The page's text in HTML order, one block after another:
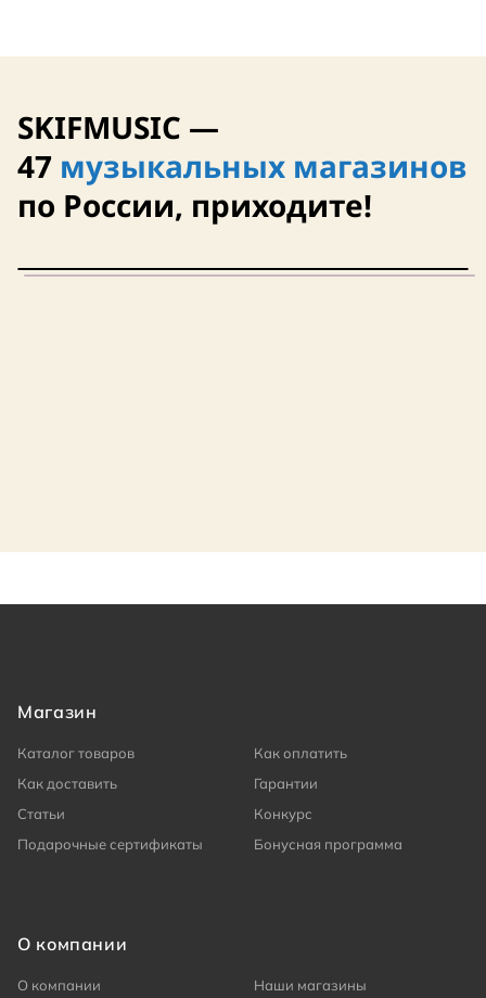
SKIFMUSIC —
47 музыкальных магазинов
по России, приходите!
Магазин
Каталог товаров
Как оплатить
Как доставить
Гарантии
Статьи
Конкурс
Подарочные сертификаты
Бонусная программа
О компании
О компании
Наши магазины